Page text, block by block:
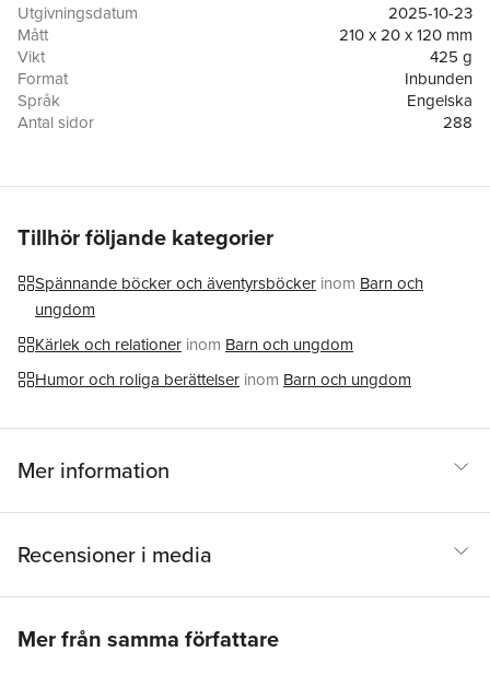
Utgivningsdatum
2025-10-23
Mått
210 x 20 x 120 mm
Vikt
425 g
Format
Inbunden
Språk
Engelska
Antal sidor
288
ISBN
9780008587567
Tillhör följande kategorier
Spännande böcker och äventyrsböcker inom Barn och
ungdom
Kärlek och relationer inom Barn och ungdom
Humor och roliga berättelser inom Barn och ungdom
Mer information
Recensioner i media
Mer från samma författare